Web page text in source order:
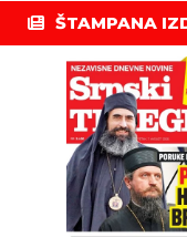
ŠTAMPANA